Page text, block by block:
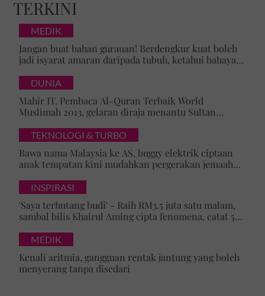
TERKINI
MEDIK
Jangan buat bahan gurauan! Berdengkur kuat boleh
jadi isyarat amaran daripada tubuh, ketahui bahaya
DUNIA
Mahir IT, Pembaca Al-Quran Terbaik World
Muslimah 2013, gelaran diraja menantu Sultan
merta
TEKNOLOGI & TURBO
Bawa nama Malaysia ke AS, buggy elektrik ciptaan
anak tempatan kini mudahkan pergerakan jemaah
INSPIRASI
'Saya terhutang budi' - Raih RM3.5 juta satu malam,
sambal bilis Khairul Aming cipta fenomena, catat 5
MEDIK
Kenali aritmia, gangguan rentak jantung yang boleh
menyerang tanpa disedari